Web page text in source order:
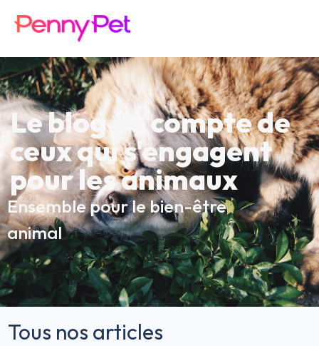
Le blog du compte de
ceux qui s'engagent
pour les animaux
Ensemble pour le bien-être
animal
Tous nos articles